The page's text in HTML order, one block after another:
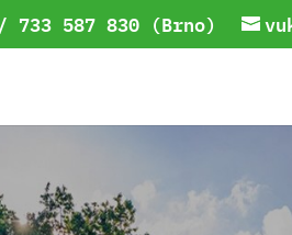
733 587 830 (Brno)